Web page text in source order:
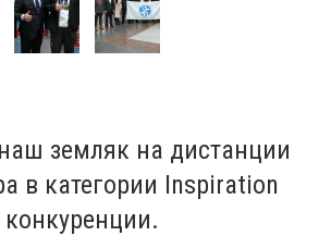
наш земляк на дистанции
в категории Inspiration